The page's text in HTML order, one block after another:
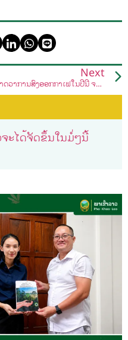
Next
ຄາດວ່າການສົ່ງອອກກາເຟໃນປີນີ້ ຈະຫຼຸດເຫຼືອພຽງແຕ່ 20 ພັນໂຕນ
ຈະໄດ້ຈັດຂຶ້ນໃນມໍ່ໆນີ້